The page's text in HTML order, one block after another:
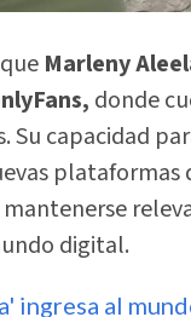
Marleny
donde
Su capacidad
plataformas
digital.
ingresa al